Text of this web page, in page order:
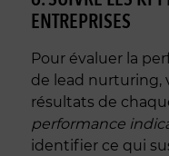
ENTREPRISES
Pour évaluer la
de lead nurturing,
résultats de
performance
identifier ce qui